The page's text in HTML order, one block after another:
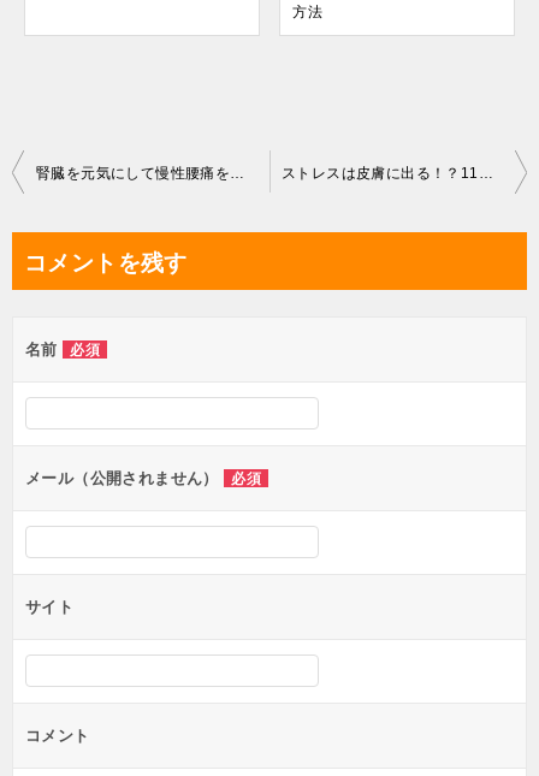
方法
投
ビ
ー
シ
ョ
ン
コメントを残す
名前 必須
メール（公開されません） 必須
サイト
コメント